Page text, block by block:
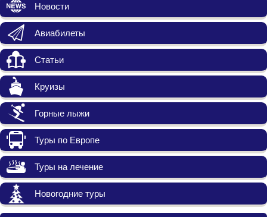
Новости
Авиабилеты
Статьи
Круизы
Горные лыжи
Туры по Европе
Туры на лечение
Новогодние туры